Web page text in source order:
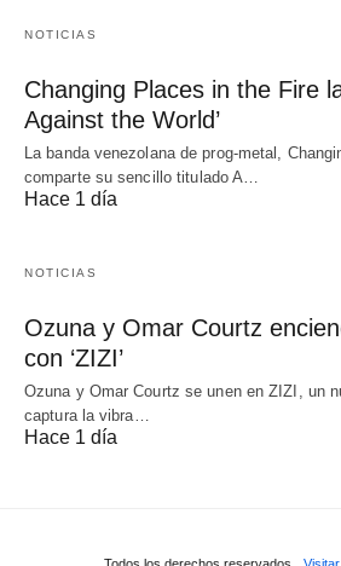
NOTICIAS
Changing Places in the Fire
Against the World’
La banda venezolana de prog-metal,
comparte su sencillo titulado A…
Hace 1 día
NOTICIAS
Ozuna y Omar Courtz
con ‘ZIZI’
Ozuna y Omar Courtz se unen en ZIZI, un
captura la vibra…
Hace 1 día